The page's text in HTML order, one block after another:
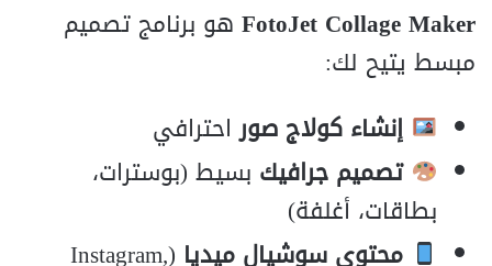
FotoJet Collage Maker هو برنامج تصميم
مبسط يتيح لك:
إنشاء كولاج صوراحترافي
تصميم جرافيك بسيط (بوسترات،
بطاقات، أغلفة)
محتوى سوشيال ميديا (Instagram,